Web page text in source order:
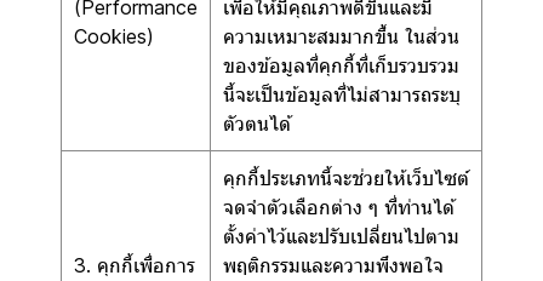
(Performance
Cookies)
เพื่อให้มีคุณภาพดีขึ้นและมี
ความเหมาะสมมากขึ้น ในส่วน
ของข้อมูลที่คุกกี้ที่เก็บรวบรวม
นี้จะเป็นข้อมูลที่ไม่สามารถระบุ
ตัวตนได้
3. คุกกี้เพื่อการ
คุกกี้ประเภทนี้จะช่วยให้เว็บไซต์
จดจำตัวเลือกต่าง ๆ ที่ท่านได้
ตั้งค่าไว้และปรับเปลี่ยนไปตาม
พฤติกรรมและความพึงพอใจ